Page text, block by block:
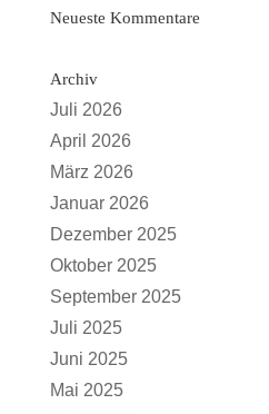
Neueste Kommentare
Archiv
Juli 2026
April 2026
März 2026
Januar 2026
Dezember 2025
Oktober 2025
September 2025
Juli 2025
Juni 2025
Mai 2025